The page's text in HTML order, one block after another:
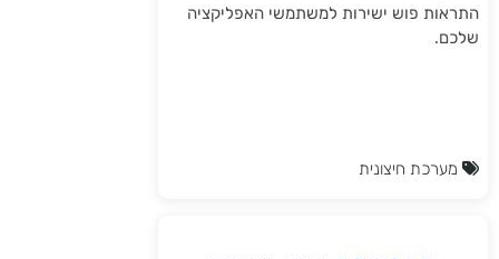
התראות פוש ישירות למשתמשי האפליקציה
שלכם.
מערכת חיצונית